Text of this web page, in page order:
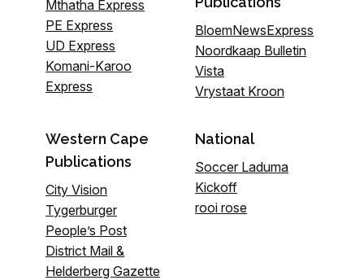
Mthatha Express
PE Express
UD Express
Komani-Karoo
Express
BloemNewsExpress
Noordkaap Bulletin
Vista
Vrystaat Kroon
Western Cape
Publications
City Vision
Tygerburger
People’s Post
District Mail &
Helderberg Gazette
National
Soccer Laduma
Kickoff
rooi rose